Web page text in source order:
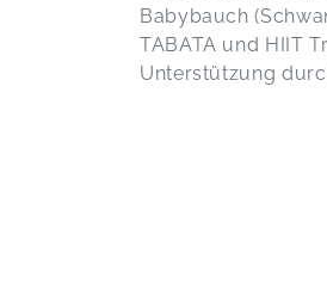
Babybauch
TABATA und HIIT
Unterstützung